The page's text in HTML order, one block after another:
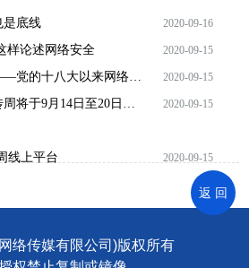
返 回
是底线 2020-09-16
样论述网络安全 2020-09-15
2020-09-15
2020-09-15
线上平台
2020-09-15
络传媒有限公司)版权所有